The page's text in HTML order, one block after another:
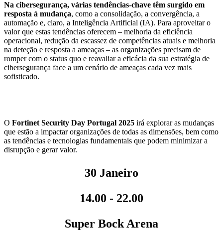
Na cibersegurança, várias tendências-chave têm surgido em
resposta à mudança, como a consolidação, a convergência, a
automação e, claro, a Inteligência Artificial (IA). Para aproveitar o
valor que estas tendências oferecem – melhoria da eficiência
operacional, redução da escassez de competências atuais e melhoria
na deteção e resposta a ameaças – as organizações precisam de
romper com o status quo e reavaliar a eficácia da sua estratégia de
cibersegurança face a um cenário de ameaças cada vez mais
sofisticado.
O Fortinet Security Day Portugal 2025 irá explorar as mudanças
que estão a impactar organizações de todas as dimensões, bem como
as tendências e tecnologias fundamentais que podem minimizar a
disrupção e gerar valor.
30 Janeiro
14.00 - 22.00
Super Bock Arena